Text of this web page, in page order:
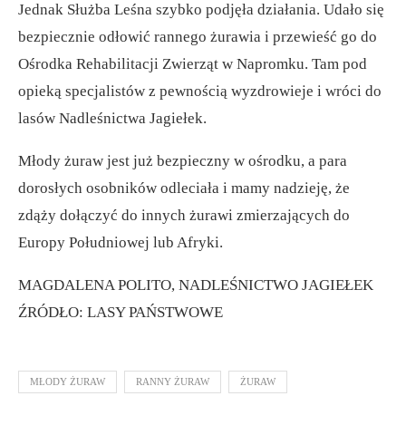
Jednak Służba Leśna szybko podjęła działania. Udało się
bezpiecznie odłowić rannego żurawia i przewieść go do
Ośrodka Rehabilitacji Zwierząt w Napromku. Tam pod
opieką specjalistów z pewnością wyzdrowieje i wróci do
lasów Nadleśnictwa Jagiełek.
Młody żuraw jest już bezpieczny w ośrodku, a para
dorosłych osobników odleciała i mamy nadzieję, że
zdąży dołączyć do innych żurawi zmierzających do
Europy Południowej lub Afryki.
MAGDALENA POLITO, NADLEŚNICTWO JAGIEŁEK
ŹRÓDŁO: LASY PAŃSTWOWE
MŁODY ŻURAW RANNY ŻURAW ŻURAW